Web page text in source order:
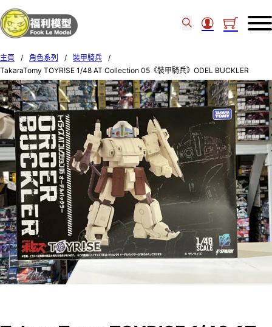
主頁 / 角色系列 / 裝甲騎兵
/
TakaraTomy TOYR!SE 1/48 AT Collection 05《裝甲騎兵》ODEL BUCKLER
08593